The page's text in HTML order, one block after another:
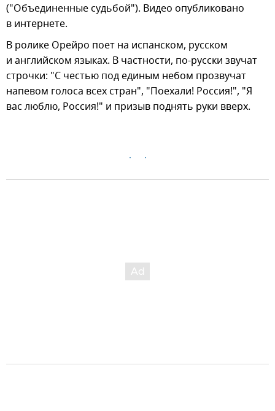
("Объединенные судьбой"). Видео опубликовано
в интернете.
В ролике Орейро поет на испанском, русском
и английском языках. В частности, по-русски звучат
строчки: "С честью под единым небом прозвучат
напевом голоса всех стран", "Поехали! Россия!", "Я
вас люблю, Россия!" и призыв поднять руки вверх.